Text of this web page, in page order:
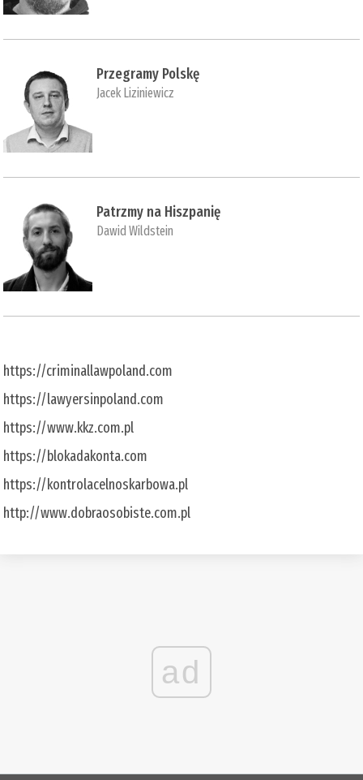
Przegramy Polskę
Jacek Liziniewicz
Patrzmy na Hiszpanię
Dawid Wildstein
https://criminallawpoland.com
https://lawyersinpoland.com
https://www.kkz.com.pl
https://blokadakonta.com
https://kontrolacelnoskarbowa.pl
http://www.dobraosobiste.com.pl
ad